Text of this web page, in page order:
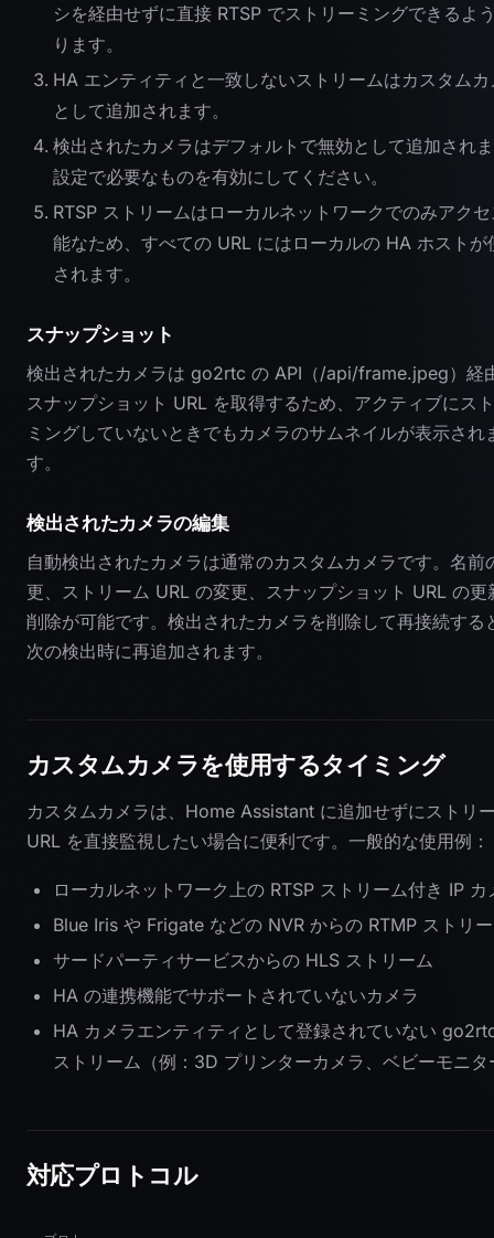
シを経由せずに直接 RTSP でストリーミングできるよ
ります。
HA エンティティと一致しないストリームはカスタムカ
として追加されます。
検出されたカメラはデフォルトで無効として追加され
設定で必要なものを有効にしてください。
RTSP ストリームはローカルネットワークでのみアク
能なため、すべての URL にはローカルの HA ホストが
されます。
スナップショット
検出されたカメラは go2rtc の API（/api/frame.jpeg）経
スナップショット URL を取得するため、アクティブにス
ミングしていないときでもカメラのサムネイルが表示され
す。
検出されたカメラの編集
自動検出されたカメラは通常のカスタムカメラです。名前
更、ストリーム URL の変更、スナップショット URL の更
削除が可能です。検出されたカメラを削除して再接続する
次の検出時に再追加されます。
カスタムカメラを使用するタイミング
カスタムカメラは、Home Assistant に追加せずにストリ
URL を直接監視したい場合に便利です。一般的な使用例：
ローカルネットワーク上の RTSP ストリーム付き IP カ
Blue Iris や Frigate などの NVR からの RTMP ストリ
サードパーティサービスからの HLS ストリーム
HA の連携機能でサポートされていないカメラ
HA カメラエンティティとして登録されていない
ストリーム（例：3D プリンターカメラ、ベビーモニタ
対応プロトコル